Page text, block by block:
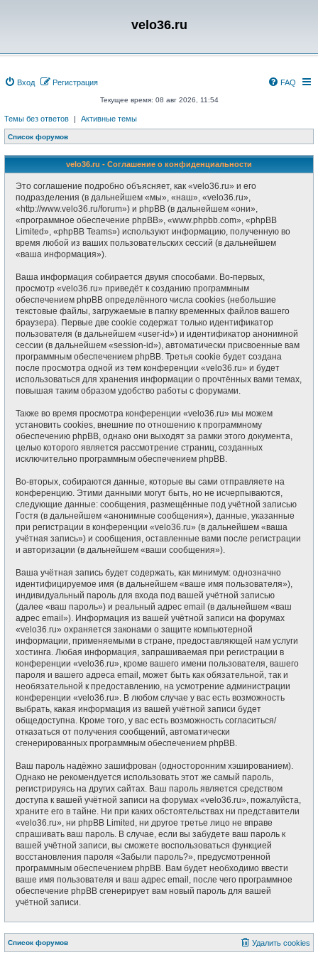
velo36.ru
Вход Регистрация FAQ
Текущее время: 08 авг 2026, 11:54
Темы без ответов | Активные темы
Список форумов
velo36.ru - Соглашение о конфиденциальности
Это соглашение подробно объясняет, как «velo36.ru» и его
подразделения (в дальнейшем «мы», «наш», «velo36.ru»,
«http://www.velo36.ru/forum») и phpBB (в дальнейшем «они»,
«программное обеспечение phpBB», «www.phpbb.com», «phpBB
Limited», «phpBB Teams») используют информацию, полученную во
время любой из ваших пользовательских сессий (в дальнейшем
«ваша информация»).
Ваша информация собирается двумя способами. Во-первых,
просмотр «velo36.ru» приведёт к созданию программным
обеспечением phpBB определённого числа cookies (небольшие
текстовые файлы, загружаемые в папку временных файлов вашего
браузера). Первые две cookie содержат только идентификатор
пользователя (в дальнейшем «user-id») и идентификатор анонимной
сессии (в дальнейшем «session-id»), автоматически присвоенные вам
программным обеспечением phpBB. Третья cookie будет создана
после просмотра одной из тем конференции «velo36.ru» и будет
использоваться для хранения информации о прочтённых вами темах,
повышая таким образом удобство работы с форумами.
Также во время просмотра конференции «velo36.ru» мы можем
установить cookies, внешние по отношению к программному
обеспечению phpBB, однако они выходят за рамки этого документа,
целью которого является рассмотрение страниц, созданных
исключительно программным обеспечением phpBB.
Во-вторых, собираются данные, которые вы сами отправляете на
конференцию. Этими данными могут быть, но не исчерпываются,
следующие данные: сообщения, размещённые под учётной записью
Гостя (в дальнейшем «анонимные сообщения»), данные, указанные
при регистрации в конференции «velo36.ru» (в дальнейшем «ваша
учётная запись») и сообщения, оставленные вами после регистрации
и авторизации (в дальнейшем «ваши сообщения»).
Ваша учётная запись будет содержать, как минимум: однозначно
идентифицируемое имя (в дальнейшем «ваше имя пользователя»),
индивидуальный пароль для входа под вашей учётной записью
(далее «ваш пароль») и реальный адрес email (в дальнейшем «ваш
адрес email»). Информация из вашей учётной записи на форумах
«velo36.ru» охраняется законами о защите компьютерной
информации, применяемыми в стране, предоставляющей нам услуги
хостинга. Любая информация, запрашиваемая при регистрации в
конференции «velo36.ru», кроме вашего имени пользователя, вашего
пароля и вашего адреса email, может быть как обязательной, так и
необязательной к предоставлению, на усмотрение администрации
конференции «velo36.ru». В любом случае у вас есть возможность
выбрать, какая информация из вашей учётной записи будет
общедоступна. Кроме того, у вас есть возможность согласиться/
отказаться от получения сообщений, автоматически
сгенерированных программным обеспечением phpBB.
Ваш пароль надёжно зашифрован (односторонним хэшированием).
Однако не рекомендуется использовать этот же самый пароль,
регистрируясь на других сайтах. Ваш пароль является средством
доступа к вашей учётной записи на форумах «velo36.ru», пожалуйста,
храните его в тайне. Ни при каких обстоятельствах ни представители
«velo36.ru», ни phpBB Limited, ни другое третье лицо не вправе
спрашивать ваш пароль. В случае, если вы забудете ваш пароль к
вашей учётной записи, вы сможете воспользоваться функцией
восстановления пароля «Забыли пароль?», предусмотренной
программным обеспечением phpBB. Вам будет необходимо ввести
ваше имя пользователя и ваш адрес email, после чего программное
обеспечение phpBB сгенерирует вам новый пароль для вашей
учётной записи.
Список форумов Удалить cookies